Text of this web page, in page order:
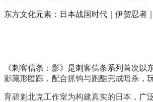
东方文化元素：日本战国时代｜伊贺忍者
《刺客信条：影》是刺客信条系列首次
影藏形匿踪，配合抓钩与跑酷完成暗杀，
育碧魁北克工作室为构建真实的日本， 广